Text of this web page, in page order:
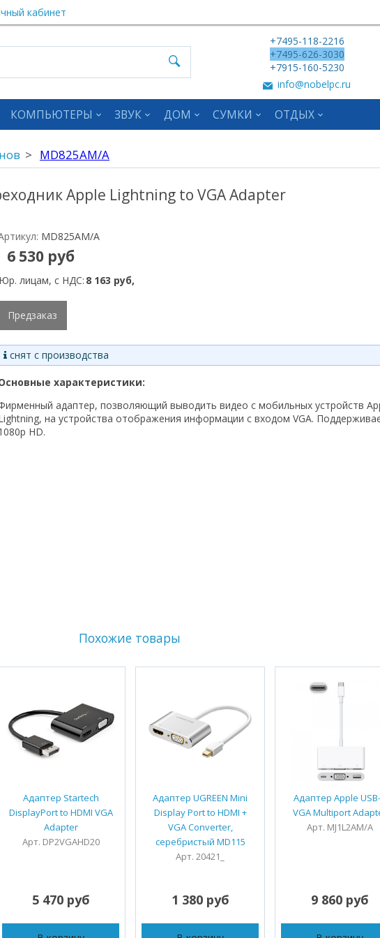
кабинет
+7495-118-2216
+7495-626-3030
+7915-160-5230
info@nobelpc.ru
КОМПЬЮТЕРЫ ЗВУК ДОМ СУМКИ ОТДЫХ
MD825AM/A
Apple Lightning to VGA Adapter
MD825AM/A
6 530 руб
Юр. лицам, с НДС: 8 163 руб,
Предзаказ
снят с производства
характеристики:
адаптер, позволяющий выводить видео с мобильных устройств
на устройства отображения информации с входом VGA.
HD.
Похожие товары
Адаптер Startech
DisplayPort to HDMI VGA
Adapter
Арт. DP2VGAHD20
5 470 руб
Адаптер UGREEN Mini
Display Port to HDMI +
VGA Converter,
серебристый MD115
Арт. 20421_
1 380 руб
Адаптер Apple
VGA Multiport
Арт. MJ1L2AM/A
9 860 руб